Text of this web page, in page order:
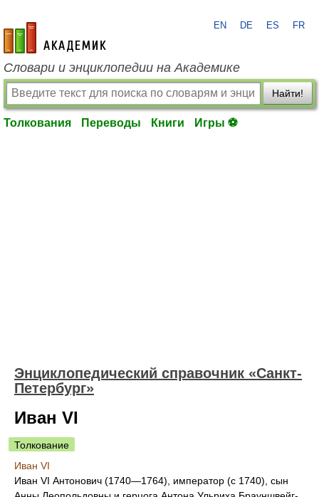
academic.ru
EN DE ES FR
Словари и энциклопедии на Академике
Найти!
Толкования Переводы Книги Игры ⚽
Энциклопедический справочник «Санкт-
Петербург»
Иван VI
Толкование
Иван VI
Иван VI Антонович (1740—1764), император (с 1740), сын